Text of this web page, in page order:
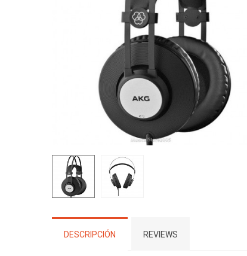
DESCRIPCIÓN REVIEWS